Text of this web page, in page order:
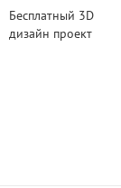
Бесплатный 3D
дизайн проект